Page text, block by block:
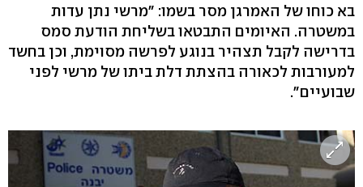
בא כוחו של האמרגן מסר בשמו: "מרשי נתן עדות
במשטרה. האיומים התבטאו בשליחת הודעת סמס
בדרישה לקבל תצהיר בנוגע לפרשה מסוימת, וכן בחשד
למעורבות לכאורה בהצתת דלת ביתו של מרשי לפני
שבועיים".